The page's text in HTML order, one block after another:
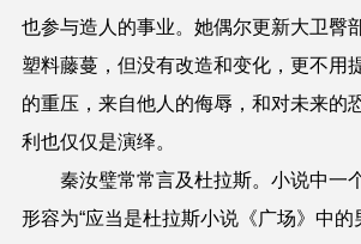
也参与造人的事业。她偶尔更新大卫臀
塑料藤蔓，但没有改造和变化，更不用
的重压，来自他人的侮辱，和对未来的
利也仅仅是演绎。
秦汝璧常常言及杜拉斯。小说中一
形容为“应当是杜拉斯小说《广场》中的